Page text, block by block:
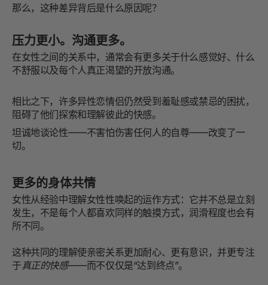
那么，这种差异背后是什么原因呢？
压力更小。沟通更多。
在女性之间的关系中，通常会有更多关于什么感觉好、什么
不舒服以及每个人真正渴望的开放沟通。
相比之下，许多异性恋情侣仍然受到羞耻感或禁忌的困扰，
阻碍了他们探索和理解彼此的快感。
坦诚地谈论性——不害怕伤害任何人的自尊——改变了一
切。
更多的身体共情
女性从经验中理解女性性唤起的运作方式：它并不总是立刻
发生，不是每个人都喜欢同样的触摸方式，润滑程度也会有
所不同。
这种共同的理解使亲密关系更加耐心、更有意识，并更专注
于真正的快感——而不仅仅是“达到终点”。